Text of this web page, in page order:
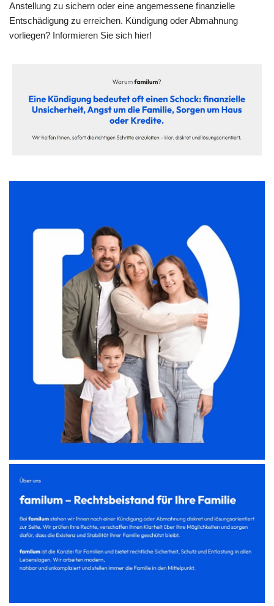
Anstellung zu sichern oder eine angemessene finanzielle
Entschädigung zu erreichen. Kündigung oder Abmahnung
vorliegen? Informieren Sie sich hier!